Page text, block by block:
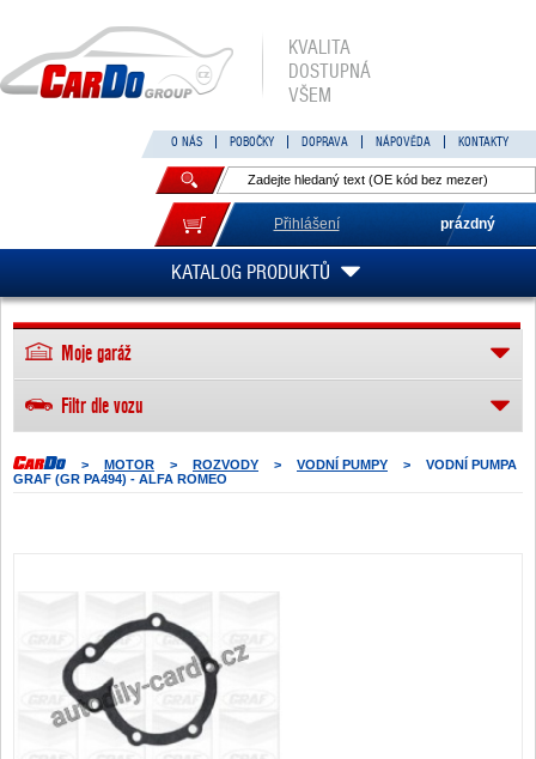
KVALITA
DOSTUPNÁ
VŠEM
O NÁS POBOČKY DOPRAVA NÁPOVĚDA KONTAKTY
Přihlášení prázdný
KATALOG PRODUKTŮ
> MOTOR > ROZVODY > VODNÍ PUMPY >
VODNÍ PUMPA
GRAF (GR PA494) - ALFA ROMEO
Moje garáž
Filtr dle vozu